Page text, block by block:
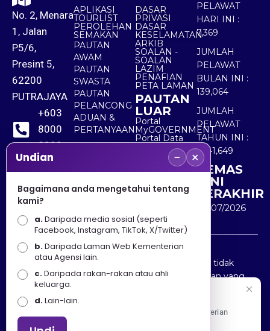
No. 2, Menara
1, Jalan
P5/6,
Presint 5,
62200
PUTRAJAYA
+603
8000
8000
+603
8891
7100
APLIKASI
TOURLIST
PEROLEHAN
SEMAKAN
PAUTAN
AWAM
PAUTAN
SWASTA
PAUTAN
PELANCONG
ADUAN &
PERTANYAAN
DASAR
PRIVASI
DASAR
KESELAMATAN
ARKIB
SOALAN -
SOALAN
LAZIM
PENAFIAN
PETA LAMAN
PAUTAN
LUAR
Portal
MyGOVERNMENT
Portal Data
Terbuka
Sektor Awam
PELAWAT
HARI INI :
7,369
JUMLAH
PELAWAT
BULAN INI :
139,064
JUMLAH
PELAWAT
TAHUN INI :
5,541,649
KEMAS
KINI
TERAKHIR
30/07/2026
Penafian : Kerajaan Malaysia dan Kementerian
Pelancongan Seni dan Budaya (MOTAC) adalah tidak
bertanggungjawab atas kehilangan atau kerugian yang
disebabkan oleh penggunaan mana-mana maklumat
yang diperolehi dari portal ini.
Undian − ×
Bagaimana anda mengetahui tentang
kami?
a.Daripada media sosial (seperti
Facebook, Instagram, TikTok, X/Twitter)
b.Daripada Laman Web Kementerian
atau Agensi lain.
c.Daripada rakan-rakan atau ahli
keluarga.
d.Lain-lain.
Apa Khabar! Selamat datang ke Portal Rasmi Kementerian
Pelancongan, Seni dan Budaya